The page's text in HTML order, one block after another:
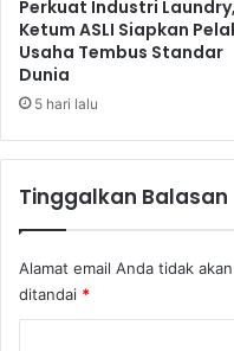
e
m
u
a
o
a
n
L
e
A
t
a
s
n
g
u
l
a
Perkuat Industri Laundry,
Ketum ASLI Siapkan
Usaha Tembus Standar
Dunia
5 hari lalu
Tinggalkan Balasan
Alamat email Anda tidak
ditandai *